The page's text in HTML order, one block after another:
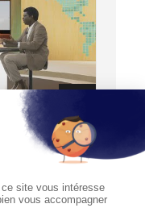
pour la paix
attention sur les